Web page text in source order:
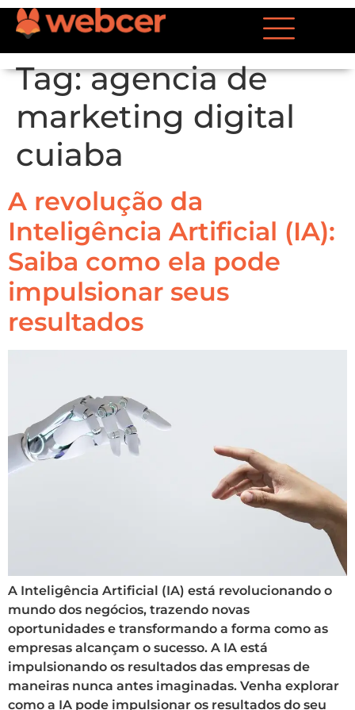
Tag:agencia de
marketing digital
cuiaba
A revolução da
Inteligência Artificial (IA):
Saiba como ela pode
impulsionar seus
resultados
A Inteligência Artificial (IA) está revolucionando o
mundo dos negócios, trazendo novas
oportunidades e transformando a forma como as
empresas alcançam o sucesso. A IA está
impulsionando os resultados das empresas de
maneiras nunca antes imaginadas. Venha explorar
como a IA pode impulsionar os resultados do seu